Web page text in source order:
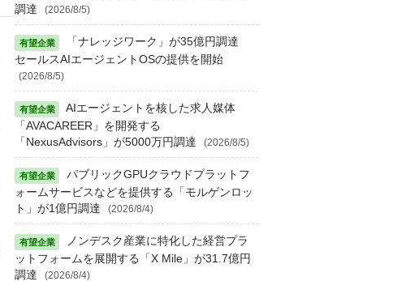
調達
(2026/8/5)
「ナレッジワーク」が35億円調達
セールスAIエージェントOSの提供を開始
(2026/8/5)
AIエージェントを核した求人媒体
「AVACAREER」を開発する
「NexusAdvisors」が5000万円調達
(2026/8/5)
パブリックGPUクラウドプラットフ
ォームサービスなどを提供する「モルゲンロッ
ト」が1億円調達
(2026/8/4)
ノンデスク産業に特化した経営プラ
ットフォームを展開する「X Mile」が31.7億円
調達
(2026/8/4)